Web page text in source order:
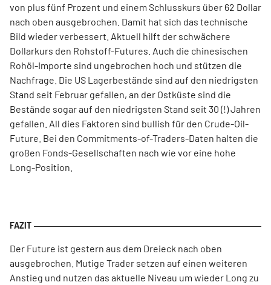
von plus fünf Prozent und einem Schlusskurs über 62 Dollar
nach oben ausgebrochen. Damit hat sich das technische
Bild wieder verbessert. Aktuell hilft der schwächere
Dollarkurs den Rohstoff-Futures. Auch die chinesischen
Rohöl-Importe sind ungebrochen hoch und stützen die
Nachfrage. Die US Lagerbestände sind auf den niedrigsten
Stand seit Februar gefallen, an der Ostküste sind die
Bestände sogar auf den niedrigsten Stand seit 30 (!) Jahren
gefallen. All dies Faktoren sind bullish für den Crude-Oil-
Future. Bei den Commitments-of-Traders-Daten halten die
großen Fonds-Gesellschaften nach wie vor eine hohe
Long-Position.
Der Future ist gestern aus dem Dreieck nach oben
ausgebrochen. Mutige Trader setzen auf einen weiteren
Anstieg und nutzen das aktuelle Niveau um wieder Long zu